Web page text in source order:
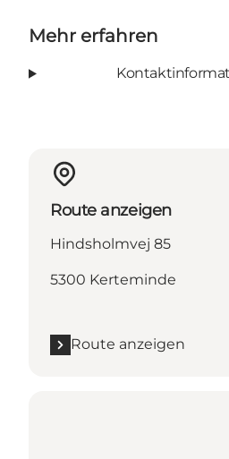
Mehr erfahren
Route anzeigen
Hindsholmvej 85
5300 Kerteminde
Route anzeigen